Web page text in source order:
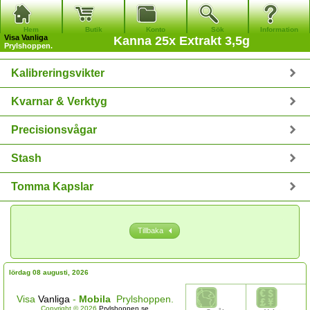
Hem Butik Konto Sök Information
Visa Vanliga
Prylshoppen.
Kanna 25x Extrakt 3,5g
Kalibreringsvikter
Kvarnar & Verktyg
Precisionsvågar
Stash
Tomma Kapslar
Tillbaka
lördag 08 augusti, 2026
Visa Vanliga - MobilaPrylshoppen.
Copyright © 2026 Prylshoppen.se